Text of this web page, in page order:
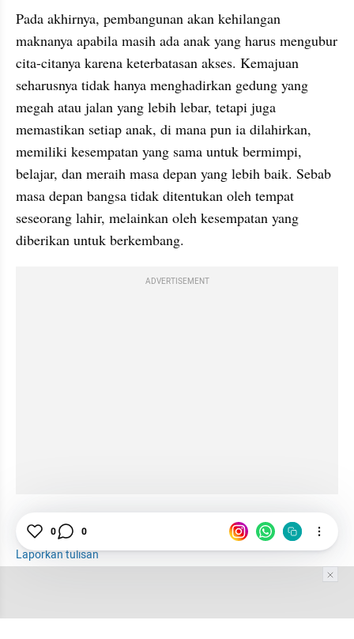
Pada akhirnya, pembangunan akan kehilangan
maknanya apabila masih ada anak yang harus mengubur
cita-citanya karena keterbatasan akses. Kemajuan
seharusnya tidak hanya menghadirkan gedung yang
megah atau jalan yang lebih lebar, tetapi juga
memastikan setiap anak, di mana pun ia dilahirkan,
memiliki kesempatan yang sama untuk bermimpi,
belajar, dan meraih masa depan yang lebih baik. Sebab
masa depan bangsa tidak ditentukan oleh tempat
seseorang lahir, melainkan oleh kesempatan yang
diberikan untuk berkembang.
ADVERTISEMENT
Pendidikan
Pendidikan di indonesia
Laporkan tulisan
0 0